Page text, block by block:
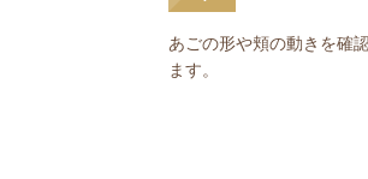
あごの形や頬の動きを確
ます。